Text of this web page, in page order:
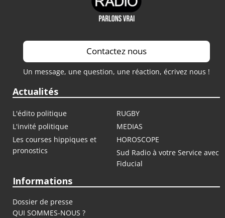
Contactez nous
Un message, une question, une réaction, écrivez nous !
Actualités
L'édito politique
RUGBY
L'invité politique
MEDIAS
Les courses hippiques et
pronostics
HOROSCOPE
Sud Radio à votre Service avec
Fiducial
Informations
Dossier de presse
QUI SOMMES-NOUS ?